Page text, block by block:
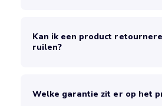
Kan ik een product
ruilen?
Welke garantie zit er op het